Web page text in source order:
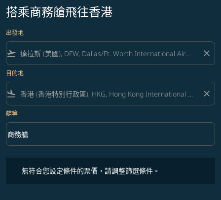
搭乘商務艙飛往香港
出發地
flight_takeoff close
目的地
flight_land close
艙等
艙等 option 商務艙 Selected
商務艙
keyboard_arrow_down
無符合您設定條件的票價，請調整篩選條件。